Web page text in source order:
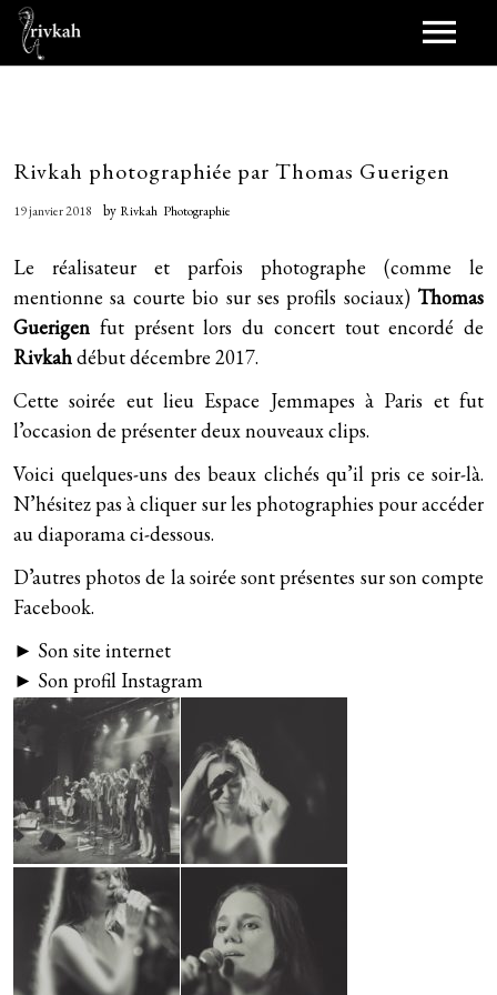
Scènes
Scènes passées
Synopsis
Jukebox
Duet (2021)
Birthdayz (2016)
Curly songs (2011)
Bobines
Scopitones
Tous les lives
Pellicule
Papiers
Télégramme
Fanfreluches
Rivkah photographiée par Thomas Guerigen
19 janvier 2018 by Rivkah Photographie
Le réalisateur et parfois photographe (comme le
mentionne sa courte bio sur ses profils sociaux) Thomas
Guerigen fut présent lors du concert tout encordé de
Rivkahdébut décembre 2017.
Cette soirée eut lieu Espace Jemmapes à Paris et fut
l’occasion de présenterdeux nouveaux clips.
Voici quelques-uns des beaux clichés qu’il pris ce soir-là.
N’hésitez pas à cliquer sur les photographies pour accéder
au diaporama ci-dessous.
D’autres photos de la soirée sont présentes surson compte
Facebook.
► Son site internet
► Son profil Instagram